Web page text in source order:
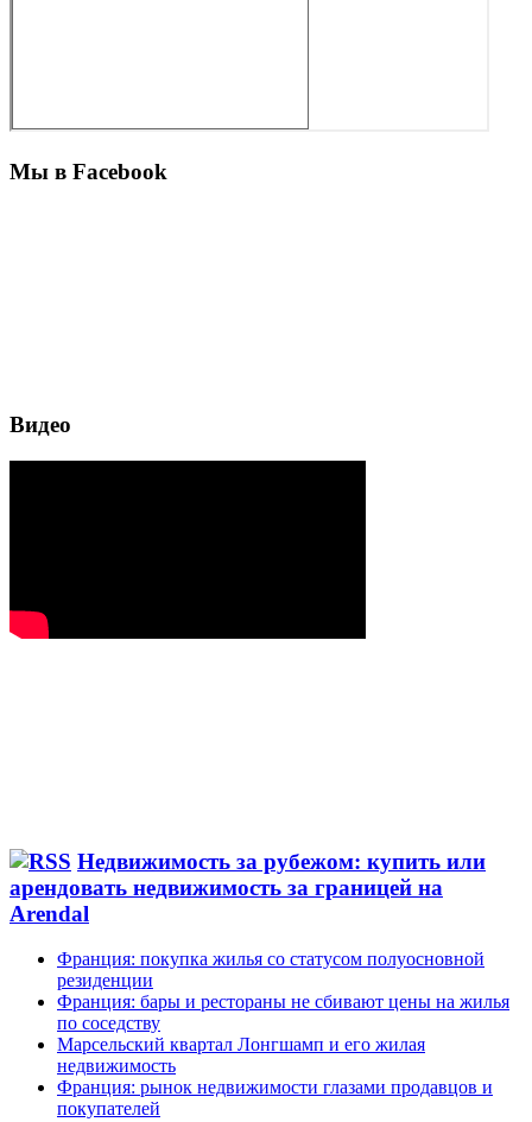
Мы в Facebook
Видео
Недвижимость за рубежом: купить или
арендовать недвижимость за границей на
Arendal
Франция: покупка жилья со статусом полуосновной
резиденции
Франция: бары и рестораны не сбивают цены на жилья
по соседству
Марсельский квартал Лонгшамп и его жилая
недвижимость
Франция: рынок недвижимости глазами продавцов и
покупателей